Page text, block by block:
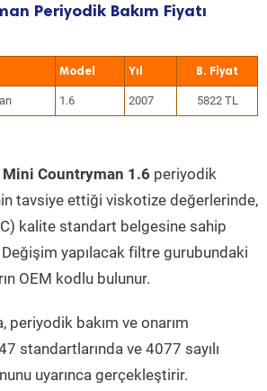
Periyodik Bakım Fiyatı
Model Yıl
1.6 2007 5822 TL
Countryman 1.6 periyodik
tavsiye ettiği viskotize değerlerinde,
kalite standart belgesine sahip
yapılacak filtre gurubundaki
OEM kodlu bulunur.
periyodik bakım ve onarım
standartlarında ve 4077 sayılı
uyarınca gerçekleştirir.